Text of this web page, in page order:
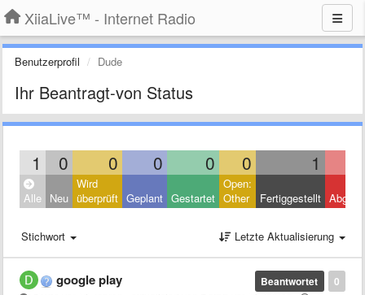
XiiaLive™ - Internet Radio
Benutzerprofil Dude
Ihr Beantragt-von Status
1 0 0 0 0 0 1
Alle Neu
Wird
überprüft Geplant Gestartet
Open:
Other
Fertiggestellt
Stichwort Letzte Aktualisierung
0
Beantwortet
google play